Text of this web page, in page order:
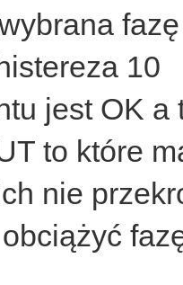
10
jest OK a
to które
nie